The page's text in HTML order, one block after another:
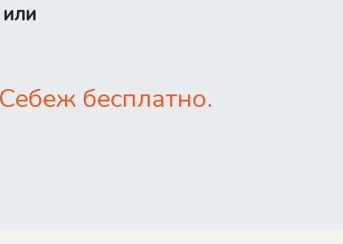
бесплатно.